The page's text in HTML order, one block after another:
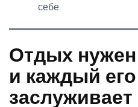
себе.
Отдых
и каждый его
заслуживает